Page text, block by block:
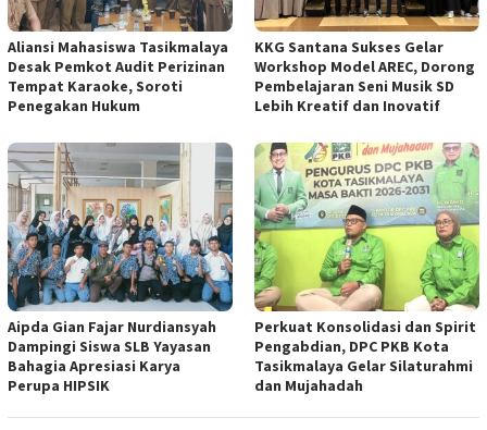
Aliansi Mahasiswa Tasikmalaya
Desak Pemkot Audit Perizinan
Tempat Karaoke, Soroti
Penegakan Hukum
KKG Santana Sukses Gelar
Workshop Model AREC, Dorong
Pembelajaran Seni Musik SD
Lebih Kreatif dan Inovatif
Aipda Gian Fajar Nurdiansyah
Dampingi Siswa SLB Yayasan
Bahagia Apresiasi Karya
Perupa HIPSIK
Perkuat Konsolidasi dan Spirit
Pengabdian, DPC PKB Kota
Tasikmalaya Gelar Silaturahmi
dan Mujahadah